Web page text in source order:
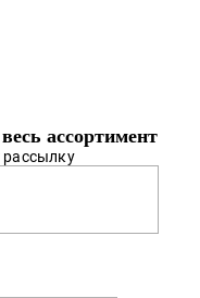
ассортимент
рассылку